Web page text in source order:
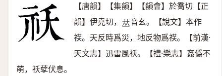
【唐韻】【集韻】【韻會】於喬切【正
韻】伊堯切， 𠀤音幺。【說文】本作
䄏。天反時爲災，地反物爲䄏。【前漢·
天文志】迅雷風祅。【禮·樂志】姦僞不
萌，祅孽伏息。